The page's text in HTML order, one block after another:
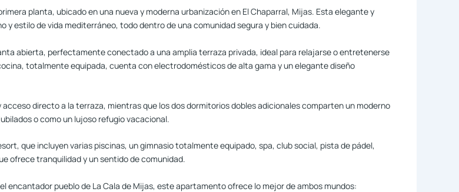
planta, ubicado en una nueva y moderna urbanización en El Chaparral, Mijas. Esta elegante y
estilo de vida mediterráneo, todo dentro de una comunidad segura y bien cuidada.
abierta, perfectamente conectado a una amplia terraza privada, ideal para relajarse o entretenerse
totalmente equipada, cuenta con electrodomésticos de alta gama y un elegante diseño
directo a la terraza, mientras que los dos dormitorios dobles adicionales comparten un moderno
o como un lujoso refugio vacacional.
que incluyen varias piscinas, un gimnasio totalmente equipado, spa, club social, pista de pádel,
ofrece tranquilidad y un sentido de comunidad.
encantador pueblo de La Cala de Mijas, este apartamento ofrece lo mejor de ambos mundos: